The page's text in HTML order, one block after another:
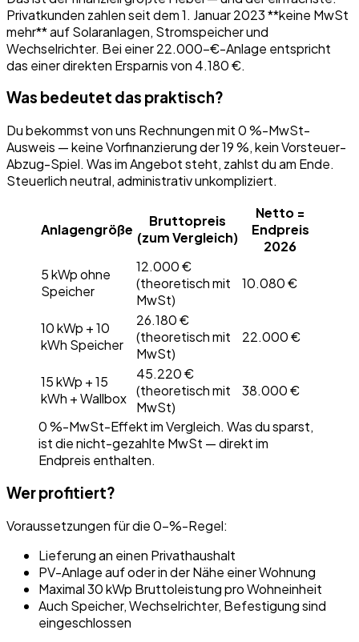
Privatkunden zahlen seit dem 1. Januar 2023 **keine MwSt
mehr** auf Solaranlagen, Stromspeicher und
Wechselrichter. Bei einer 22.000-€-Anlage entspricht
das einer direkten Ersparnis von 4.180 €.
Was bedeutet das praktisch?
Du bekommst von uns Rechnungen mit 0 %-MwSt-
Ausweis — keine Vorfinanzierung der 19 %, kein Vorsteuer-
Abzug-Spiel. Was im Angebot steht, zahlst du am Ende.
Steuerlich neutral, administrativ unkompliziert.
Anlagengröße
Bruttopreis
(zum Vergleich)
Netto =
Endpreis
2026
5 kWp ohne
Speicher
12.000 €
(theoretisch mit
MwSt)
10.080 €
10 kWp + 10
kWh Speicher
26.180 €
(theoretisch mit
MwSt)
22.000 €
15 kWp + 15
kWh + Wallbox
45.220 €
(theoretisch mit
MwSt)
38.000 €
0 %-MwSt-Effekt im Vergleich. Was du sparst,
ist die nicht-gezahlte MwSt — direkt im
Endpreis enthalten.
Wer profitiert?
Voraussetzungen für die 0-%-Regel:
Lieferung an einen Privathaushalt
PV-Anlage auf oder in der Nähe einer Wohnung
Maximal 30 kWp Bruttoleistung pro Wohneinheit
Auch Speicher, Wechselrichter, Befestigung sind
eingeschlossen